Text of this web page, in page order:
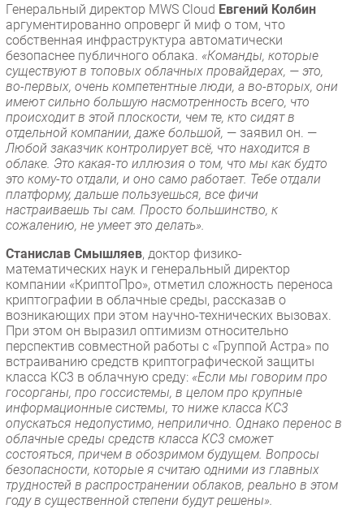
Генеральный директор MWS Cloud Евгений Колбин
аргументированно опроверг й миф о том, что
собственная инфраструктура автоматически
безопаснее публичного облака. «Команды, которые
существуют в топовых облачных провайдерах, — это,
во-первых, очень компетентные люди, а во-вторых, они
имеют сильно большую насмотренность всего, что
происходит в этой плоскости, чем те, кто сидят в
отдельной компании, даже большой, — заявил он. —
Любой заказчик контролирует всё, что находится в
облаке. Это какая-то иллюзия о том, что мы как будто
это кому-то отдали, и оно само работает. Тебе отдали
платформу, дальше пользуешься, все фичи
настраиваешь ты сам. Просто большинство, к
сожалению, не умеет это делать».
Станислав Смышляев, доктор физико-
математических наук и генеральный директор
компании «КриптоПро», отметил сложность переноса
криптографии в облачные среды, рассказав о
возникающих при этом научно-технических вызовах.
При этом он выразил оптимизм относительно
перспектив совместной работы с «Группой Астра» по
встраиванию средств криптографической защиты
класса КС3 в облачную среду: «Если мы говорим про
госорганы, про госсистемы, в целом про крупные
информационные системы, то ниже класса КС3
опускаться недопустимо, неприлично. Однако перенос в
облачные среды средств класса КС3 сможет
состояться, причем в обозримом будущем. Вопросы
безопасности, которые я считаю одними из главных
трудностей в распространении облаков, реально в этом
году в существенной степени будут решены».